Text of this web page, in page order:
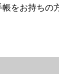
をお持ちの